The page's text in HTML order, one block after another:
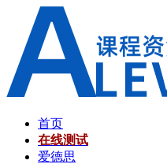
首页
在线测试
爱德思